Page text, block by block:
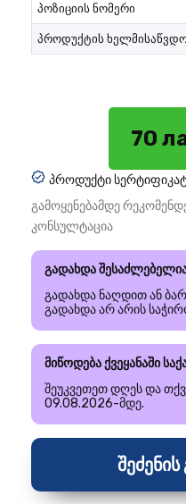
პოზიციის ნომერი
პროდუქტის
70
პროდუქტი
გამოყენებამდე
კონსულტაცია
გადახდა
გადახდა ნაღდით ან
გადახდა არ არის
მიწოდება ქვეყანაში
შეუკვეთეთ დღეს და
09.08.2026-მდე.